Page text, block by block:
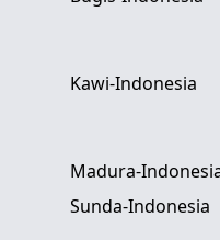
Kawi-Indonesia
Madura-
Sunda-Indonesia